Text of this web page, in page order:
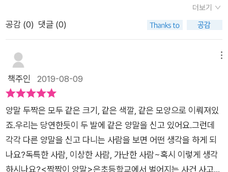
하다. 하나는 자신을 보는듯한 선생님의 시선을 느끼게 되고 선생
님과 친해지게 된다. 계속 승주와 유리가 거슬리지만 혼자서 지
내는 방법을 찾으려 한다. 하지만 학교 수련회 때문에 우울해진
다. 버스를 탈 때도, 방 배정을 받은 때도 짝이나 조로 움직여야
한다. 단체생활에서 어쩔 수 없는 일이지만 지금 하나의 상황에서
는 전부 부담스럽기만 하다. 그래서였을까 레크리에이션 시간에
론 막춤을 춘 뒤라 자신감이 더해지긴 했지만. 조를 짜는 과정에
서 민망하고 자신감이 없어진 하나는 선생님의 노력에도 불구하
고 우여곡절 끝에 승주와 유리와 같은 조가 된다. 수련회 날 들고
갈 트렁크부터 꼬이고 유리의 질투와 따돌림에 수련회가 즐거울
피했지만, 책이 맺음이 될 때 하나의마음을 이렇게 바뀐다. '나는
지금 짝짝이 양말이다. 여전히 우리 반 누구와도 단짝이 아니니
하니까.' 하나야, 넌 정말 멋진 어른이 될 거 같구나. 너무 밋밋하
기만 한 삶은 재미가 없단다.네 짝짝이 양말이 힘찬 발걸음을 내
딛길 바란다. 어른이 되어서 읽어도 마음이 스르륵 움직이는 동화
책을 만난거 같다.승주가 지구라면 유리는 달이다. 유리는 승주
옆에 딱 붙어서 승주 주위를 뱅뱅 돈다. 나는 해왕성쯤 되는 것 같
다. 너무 멀어서 안 보인다. 차라리 혜성이라도 되고 싶다. 휘이익
날아가서 지구랑 달 사이를 파고들 수 있으니까. 하지만 혜성은
지구에 잠깐 다가갈 수는 있어도 옆에 머물 수는 없다. 다시 멀리
떠나야 한다.토끼 잠옷을 입은 네 명이 구석에 모여 쪼그려 앉아
같은반이 되어 너무 기뻐요.그런데 교실을 들어서자 승주의 옆에
는유리가 앉아 있었어요.하나의 단짝을 유리가 뺏어 갔어요.유리
는 승주옆에 꼭 붙어서하나가 들어갈 자리를 주지 않아요.하나반
담임 선생님이 오셨어요.그런데 패션테러리스트 같은너무나 특
이한 복장의 선생님이짜잔! 나타나셨어요.하나는 승주가 잘 맞지
도 않는유리에게 끌려 다닌다고 생각했어요.승주는 공부도 잘하
에게서 떼어놓으려고못된 행동도 서슴치 않아요.하나는 승주의
마음은 뭘까생각하며 승주와 다시 친해지기 위해노력을 해요.이
미 다른 아이들은 무리지어 짝이 있어요.하나가 들어갈 자리는 어
디에도 없어요.하나는 점점 외톨이가 되어 가요.하나의 담임 선생
더보기
공감 (0) 댓글 (0)
책주인 2019-08-09
양말 두짝은 모두 같은 크기, 같은 색깔, 같은 모양으로 이뤄져있
죠.우리는 당연한듯이 두 발에 같은 양말을 신고 있어요.그런데
각각 다른 양말을 신고 다니는 사람을 보면 어떤 생각을 하게 되
나요?독특한 사람, 이상한 사람, 가난한 사람~혹시 이렇게 생각
하시나요?<짝짝이 양말>은초등학교에서 벌어지는 사건 사고들